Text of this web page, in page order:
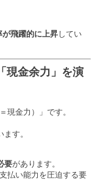
飛躍的に上昇してい
現金余力」を演
現金力）」です。
す。
要があります。
払い能力を圧迫する要